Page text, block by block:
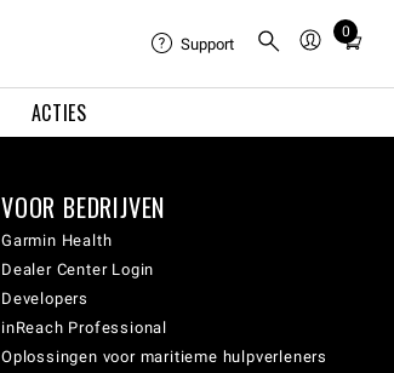
ACTIES
Support
0
Total
cart:
VOOR BEDRIJVEN
Garmin Health
Dealer Center Login
Developers
inReach Professional
Oplossingen voor maritieme hulpverleners